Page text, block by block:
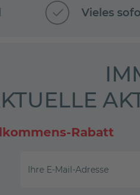
Vieles
Rabatt
Ihre E-Mail-Adresse